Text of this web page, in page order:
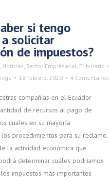
si tengo
solicitar
de impuestos?
, Noticias, Sector Empresarial, Tributario
18 febrero, 2020 4 Comentarios
compañías en el Ecuador
de recursos al pago de
cuales en su mayoría
procedimientos para su reclamo.
la actividad económica que
determinar cuáles podríamos
impuestos más importantes